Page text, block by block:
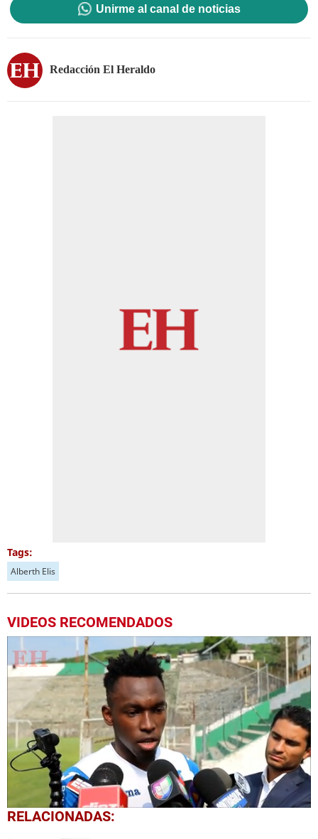
Unirme al canal de noticias
Redacción El Heraldo
Tags:
Alberth Elis
VIDEOS RECOMENDADOS
0
seconds
RELACIONADAS: